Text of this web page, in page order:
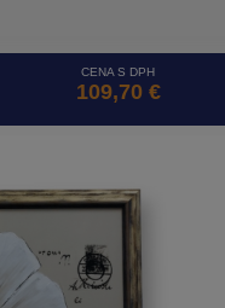
CENA S DPH
109,70 €